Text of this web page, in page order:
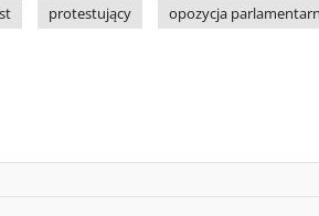
protestujący opozycja